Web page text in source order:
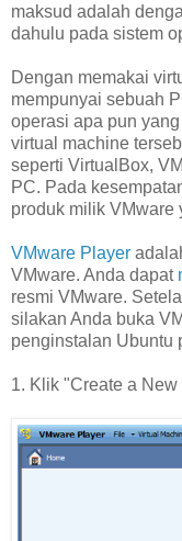
maksud adalah
dahulu pada sistem
Dengan memakai
mempunyai sebuah
operasi apa pun
virtual machine
seperti VirtualBox,
PC. Pada
produk milik VMware
VMware Player
VMware. Anda dapat
resmi VMware.
silakan Anda buka
penginstalan Ubuntu
1. Klik "Create a